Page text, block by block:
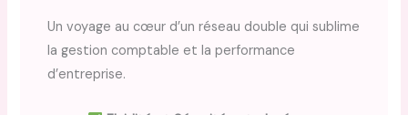
Un voyage au cœur d’un réseau double qui sublime
la gestion comptable et la performance
d’entreprise.